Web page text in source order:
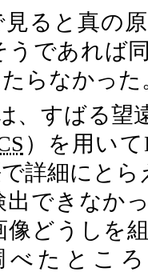
見ると真の
うであれば
らなかった
、すばる望
）を用い
詳細にと
出できなか
像どうしを
べたとこ